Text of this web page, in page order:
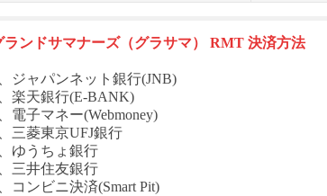
ランドサマナーズ（グラサマ） RMT 決済方法
ジャパンネット銀行(JNB)
楽天銀行(E-BANK)
電子マネー(Webmoney)
三菱東京UFJ銀行
ゆうちょ銀行
三井住友銀行
コンビニ決済(Smart Pit)